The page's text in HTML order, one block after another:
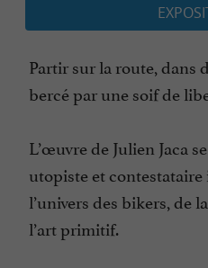
Partir sur la route, dans
bercé par une soif de
L’œuvre de Julien Jaca
utopiste et contestataire
l’univers des bikers, de
l’art primitif.